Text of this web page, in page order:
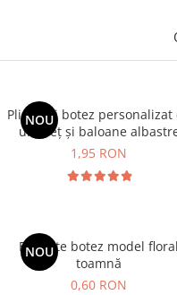
NOU
Plic bani botez personalizat
ursuleț și baloane
1,95 RON
NOU
Etichete botez model floral
toamnă
0,60 RON